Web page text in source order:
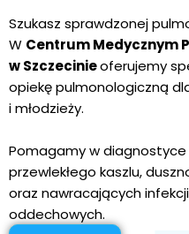
Szukasz sprawdzonej
W Centrum Medycznym
w Szczecinieoferujemy
opiekę pulmonologiczną
i młodzieży.
Pomagamy w diagnostyce
przewlekłego kaszlu,
oraz nawracających
oddechowych.